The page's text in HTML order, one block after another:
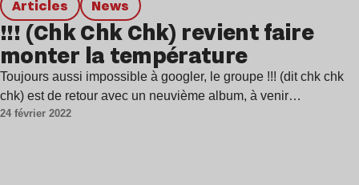
Articles news
!!! (Chk Chk Chk) revient faire
monter la température
Toujours aussi impossible à googler, le groupe !!! (dit chk chk
chk) est de retour avec un neuvième album, à venir…
24 février 2022